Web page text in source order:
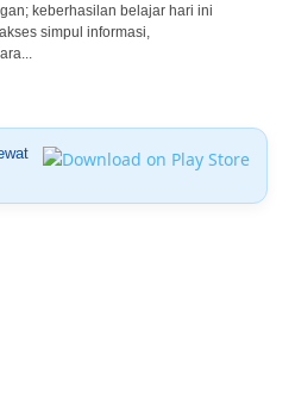
keberhasilan belajar hari ini
simpul informasi,